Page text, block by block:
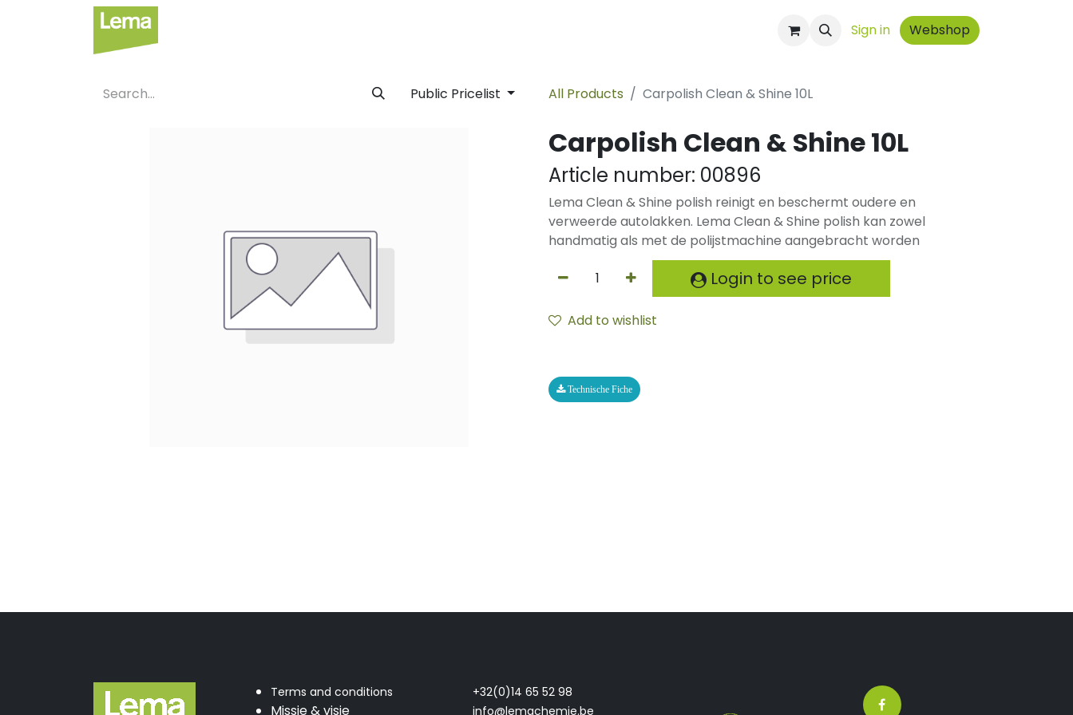
Sign in Webshop
Public Pricelist All Products Carpolish Clean & Shine 10L
Carpolish Clean & Shine 10L
Article number: 00896
Lema Clean & Shine polish reinigt en beschermt oudere en
verweerde autolakken. Lema Clean & Shine polish kan zowel
handmatig als met de polijstmachine aangebracht worden
Login to see price
Add to wishlist
Technische Fiche
Terms and conditions
Missie & visie
+32(0)14 65 52 98
info@lemachemie.be